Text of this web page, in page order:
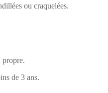
ou craquelées.
propre.
de 3 ans.